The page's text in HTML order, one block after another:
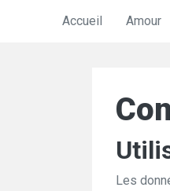
Accueil Amour
Les